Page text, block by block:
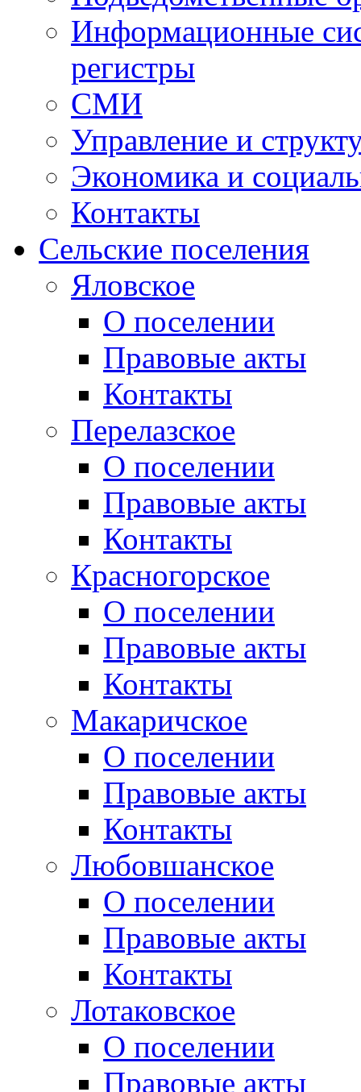
Информационные
регистры
СМИ
Управление и
Экономика и
Контакты
Сельские поселения
Яловское
О поселении
Правовые акты
Контакты
Перелазское
О поселении
Правовые акты
Контакты
Красногорское
О поселении
Правовые акты
Контакты
Макаричское
О поселении
Правовые акты
Контакты
Любовшанское
О поселении
Правовые акты
Контакты
Лотаковское
О поселении
Правовые акты